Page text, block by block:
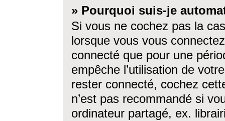
» Pourquoi suis-je
Si vous ne cochez pas la
lorsque vous vous
connecté que pour une
empêche l’utilisation de
rester connecté, cochez
n’est pas recommandé si
ordinateur partagé, ex.